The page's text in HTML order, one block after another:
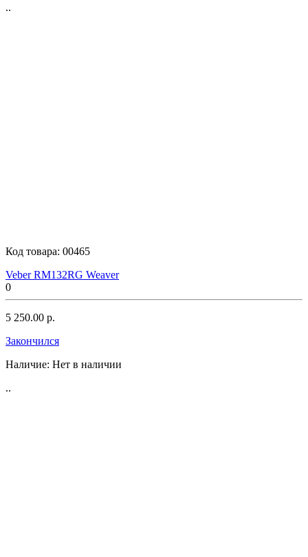
..
Код товара: 00465
Veber RM132RG Weaver
0
5 250.00 р.
Закончился
Наличие: Нет в наличии
..